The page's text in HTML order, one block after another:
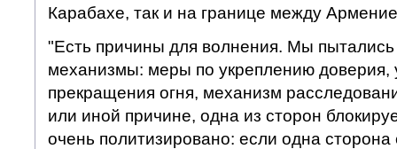
Карабахе, так и на границе между
"Есть причины для волнения. Мы
механизмы: меры по укреплению
прекращения огня, механизм
или иной причине, одна из сторон
очень политизировано: если одна сторона